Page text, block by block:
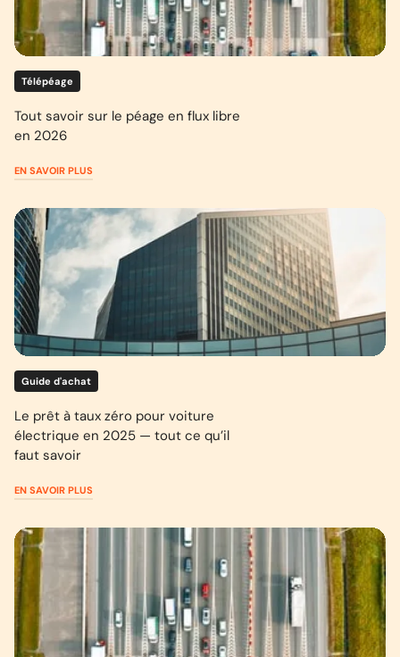
Télépéage
Tout savoir sur le péage en flux libre
en 2026
EN SAVOIR PLUS
Guide d'achat
Le prêt à taux zéro pour voiture
électrique en 2025 — tout ce qu’il
faut savoir
EN SAVOIR PLUS